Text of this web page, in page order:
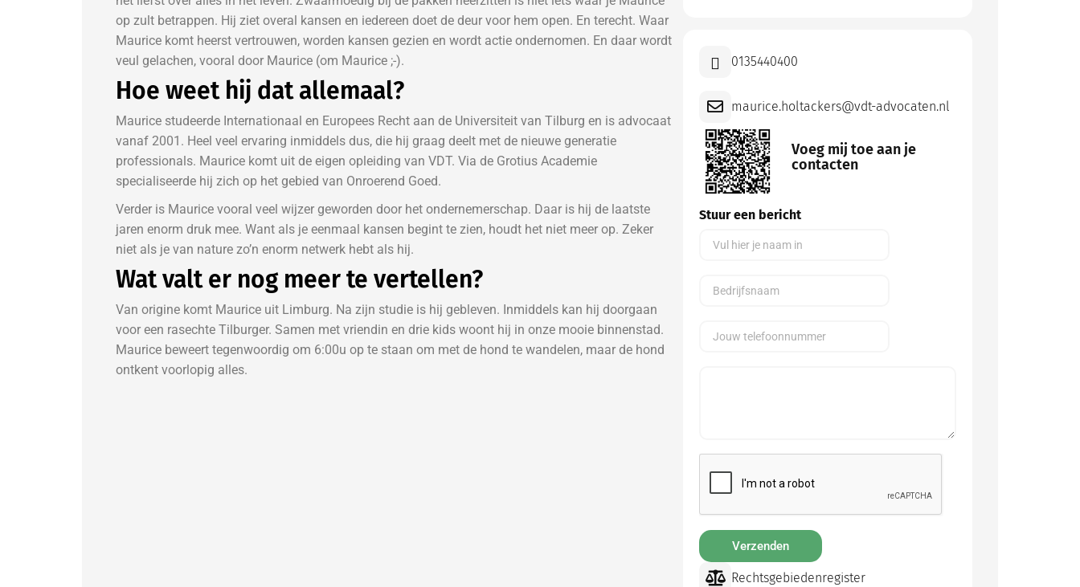
op zult betrappen. Hij ziet overal kansen en iedereen doet de deur voor hem open. En terecht. Waar
Maurice komt heerst vertrouwen, worden kansen gezien en wordt actie ondernomen. En daar wordt
veul gelachen, vooral door Maurice (om Maurice ;-).
Hoe weet hij dat allemaal?
Maurice studeerde Internationaal en Europees Recht aan de Universiteit van Tilburg en is advocaat
vanaf 2001. Heel veel ervaring inmiddels dus, die hij graag deelt met de nieuwe generatie
professionals. Maurice komt uit de eigen opleiding van VDT. Via de Grotius Academie
specialiseerde hij zich op het gebied van Onroerend Goed.
Verder is Maurice vooral veel wijzer geworden door het ondernemerschap. Daar is hij de laatste
jaren enorm druk mee. Want als je eenmaal kansen begint te zien, houdt het niet meer op. Zeker
niet als je van nature zo’n enorm netwerk hebt als hij.
Wat valt er nog meer te vertellen?
Van origine komt Maurice uit Limburg. Na zijn studie is hij gebleven. Inmiddels kan hij doorgaan
voor een rasechte Tilburger. Samen met vriendin en drie kids woont hij in onze mooie binnenstad.
Maurice beweert tegenwoordig om 6:00u op te staan om met de hond te wandelen, maar de hond
ontkent voorlopig alles.
0135440400
maurice.holtackers@vdt-advocaten.nl
Voeg mij toe aan je
contacten
Stuur een bericht
Verzenden
Rechtsgebiedenregister